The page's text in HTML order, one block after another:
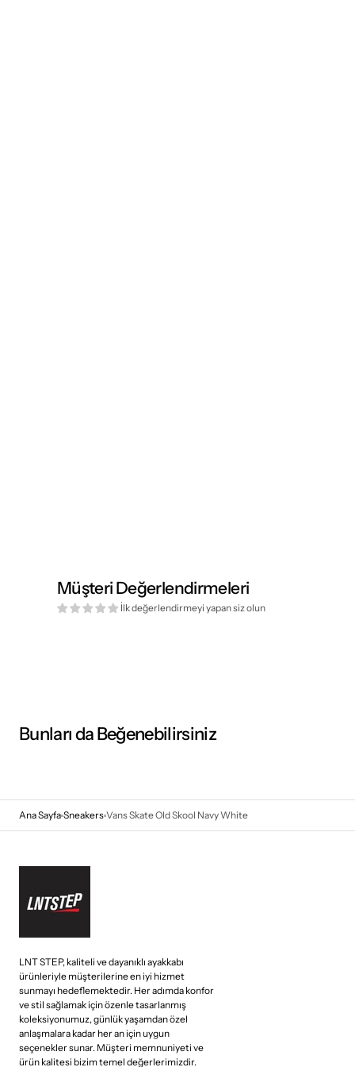
Müşteri Değerlendirmeleri
İlk değerlendirmeyi yapan siz olun
Bunları da Beğenebilirsiniz
Ana Sayfa Sneakers Vans Skate Old Skool Navy White
LNT STEP, kaliteli ve dayanıklı ayakkabı
ürünleriyle müşterilerine en iyi hizmet
sunmayı hedeflemektedir. Her adımda konfor
ve stil sağlamak için özenle tasarlanmış
koleksiyonumuz, günlük yaşamdan özel
anlaşmalara kadar her an için uygun
seçenekler sunar. Müşteri memnuniyeti ve
ürün kalitesi bizim temel değerlerimizdir.